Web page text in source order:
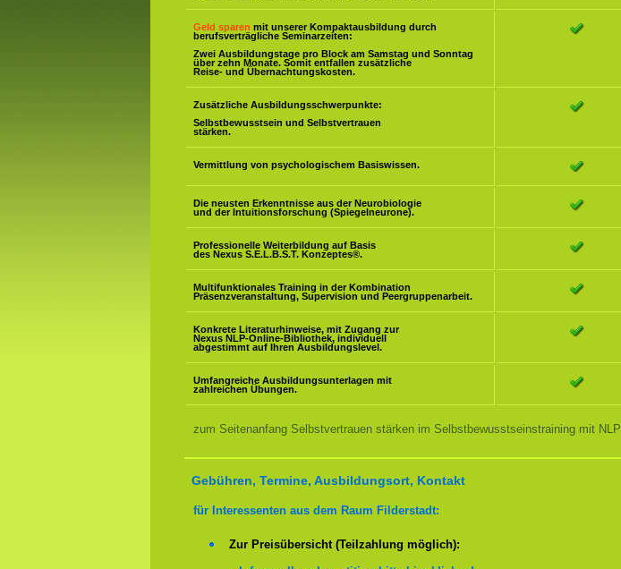
Geld sparen mit unserer Kompaktausbildung durch
berufsverträgliche Seminarzeiten:
Zwei Ausbildungstage pro Block am Samstag und Sonntag
über zehn Monate. Somit entfallen zusätzliche
Reise- und Übernachtungskosten.
Zusätzliche Ausbildungsschwerpunkte:
Selbstbewusstsein und Selbstvertrauen
stärken.
Vermittlung von psychologischem Basiswissen.
Die neusten Erkenntnisse aus der Neurobiologie
und der Intuitionsforschung (Spiegelneurone).
Professionelle Weiterbildung auf Basis
des Nexus S.E.L.B.S.T. Konzeptes®.
Multifunktionales Training in der Kombination
Präsenzveranstaltung, Supervision und Peergruppenarbeit.
Konkrete Literaturhinweise, mit Zugang zur
Nexus NLP-Online-Bibliothek, individuell
abgestimmt auf Ihren Ausbildungslevel.
Umfangreiche Ausbildungsunterlagen mit
zahlreichen Übungen.
zum Seitenanfang Selbstvertrauen stärken im Selbstbewusstseinstraining mit NLP
Gebühren, Termine, Ausbildungsort, Kontakt
für Interessenten aus dem Raum Filderstadt:
Zur Preisübersicht (Teilzahlung möglich):